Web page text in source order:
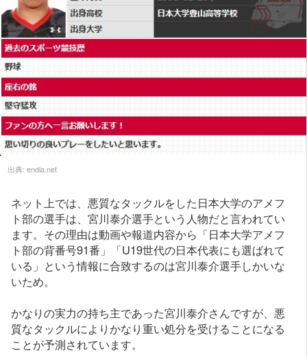
出典: endia.net
ネット上では、悪質なタックルをした日本大学のアメフ
ト部の選手は、宮川泰介選手という人物だと言われてい
ます。その理由は動画や報道内容から「日本大学アメフ
ト部の背番号91番」「U19世代の日本代表にも選ばれて
いる」という情報に合致するのは宮川泰介選手しかいな
いため。
かなりの実力の持ち主であった宮川泰介さんですが、悪
質なタックルによりかなり重い処分を受けることになる
ことが予測されています。